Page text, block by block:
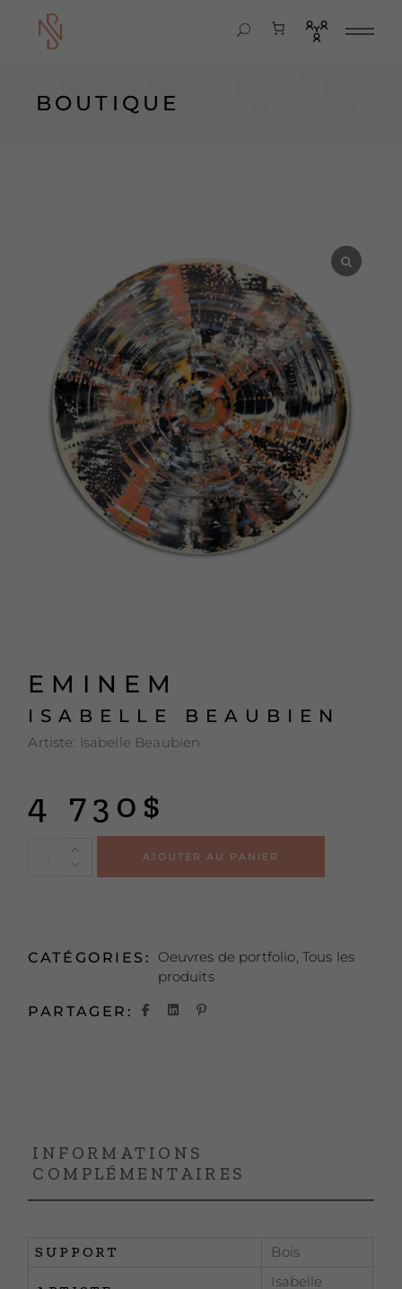
BOUTIQUE
EMINEM
ISABELLE BEAUBIEN
Artiste: Isabelle Beaubien
4 730 $
AJOUTER AU PANIER
CATÉGORIES: Oeuvres de portfolio, Tous les
produits
PARTAGER:
INFORMATIONS
COMPLÉMENTAIRES
SUPPORT Bois
Isabelle